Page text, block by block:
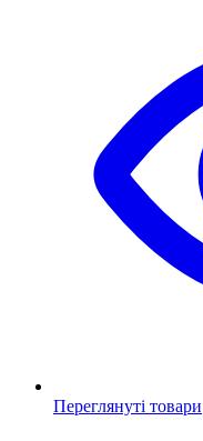
Переглянуті товари